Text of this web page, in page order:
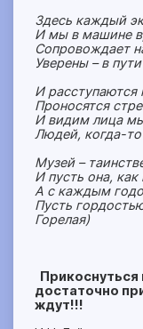
Здесь каждый
И мы в машине
Сопровождает
Уверены – в
И расступаются
Проносятся
И видим лица
Людей, когда-
Музей –
И пусть она, как
А с каждым
Пусть
Горелая)
Прикоснуться
достаточно
ждут!!!